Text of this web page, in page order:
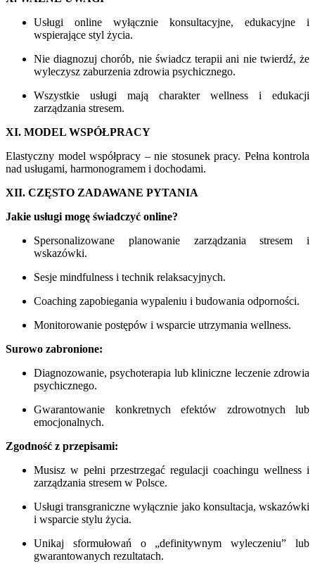
Usługi online wyłącznie konsultacyjne, edukacyjne i
wspierające styl życia.
Nie diagnozuj chorób, nie świadcz terapii ani nie twierdź, że
wyleczysz zaburzenia zdrowia psychicznego.
Wszystkie usługi mają charakter wellness i edukacji
zarządzania stresem.
XI. MODEL WSPÓŁPRACY
Elastyczny model współpracy – nie stosunek pracy. Pełna kontrola
nad usługami, harmonogramem i dochodami.
XII. CZĘSTO ZADAWANE PYTANIA
Jakie usługi mogę świadczyć online?
Spersonalizowane planowanie zarządzania stresem i
wskazówki.
Sesje mindfulness i technik relaksacyjnych.
Coaching zapobiegania wypaleniu i budowania odporności.
Monitorowanie postępów i wsparcie utrzymania wellness.
Surowo zabronione:
Diagnozowanie, psychoterapia lub kliniczne leczenie zdrowia
psychicznego.
Gwarantowanie konkretnych efektów zdrowotnych lub
emocjonalnych.
Zgodność z przepisami:
Musisz w pełni przestrzegać regulacji coachingu wellness i
zarządzania stresem w Polsce.
Usługi transgraniczne wyłącznie jako konsultacja, wskazówki
i wsparcie stylu życia.
Unikaj sformułowań o „definitywnym wyleczeniu” lub
gwarantowanych rezultatach.